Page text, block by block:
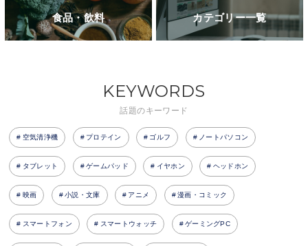
食品・飲料 カテゴリー一覧
KEYWORDS
話題のキーワード
空気清浄機 プロテイン ゴルフ ノートパソコン
タブレット ゲームパッド イヤホン ヘッドホン
映画 小説・文庫 アニメ 漫画・コミック
スマートフォン スマートウォッチ ゲーミングPC